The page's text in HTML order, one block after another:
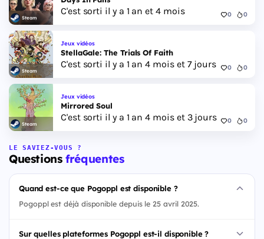
Steam
C'est sorti il y a 1 an et 4 mois 0 0
Steam
Jeux vidéos
StellaGale: The Trials Of Faith
C'est sorti il y a 1 an 4 mois et 7 jours 0 0
Steam
Jeux vidéos
Mirrored Soul
C'est sorti il y a 1 an 4 mois et 3 jours 0 0
LE SAVIEZ-VOUS ?
Questionsfréquentes
Quand est-ce que Pogoppl est disponible ?
Pogoppl est déjà disponible depuis le 25 avril 2025.
Sur quelles plateformes Pogoppl est-il disponible ?